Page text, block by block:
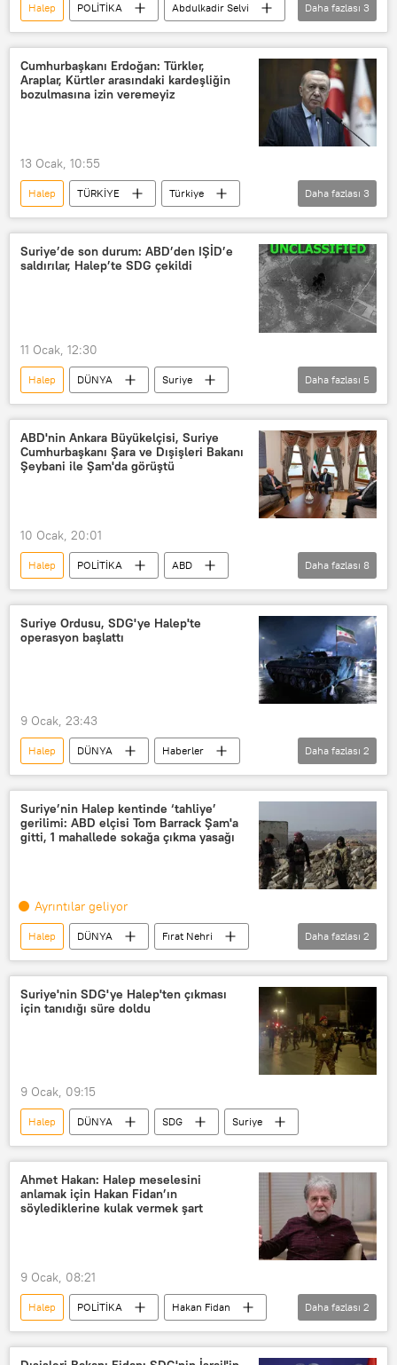
Halep POLİTİKA
Abdulkadir Selvi
SDG
Suriye Kandil
Daha fazlası 3
Cumhurbaşkanı Erdoğan: Türkler,
Araplar, Kürtler arasındaki kardeşliğin
bozulmasına izin veremeyiz
13 Ocak, 10:55
Halep TÜRKİYE
Türkiye
YPG
Suriye
Recep Tayyip Erdoğan
Daha fazlası 3
Suriye’de son durum: ABD’den IŞİD’e
saldırılar, Halep’te SDG çekildi
11 Ocak, 12:30
Halep DÜNYA
Suriye
ABD
IŞİD
SDG
ABD Merkez Kuvvetler Komutanlığı (CENTCOM)
ABD
Haberler
Daha fazlası 5
ABD'nin Ankara Büyükelçisi, Suriye
Cumhurbaşkanı Şara ve Dışişleri Bakanı
Şeybani ile Şam'da görüştü
10 Ocak, 20:01
Halep POLİTİKA
ABD
Esad Hasan Şeybani
Marco Rubio
Suriye
ABD
Suriye Demokratik Güçleri
Daha fazlası 8
Suriye Ordusu, SDG'ye Halep'te
operasyon başlattı
9 Ocak, 23:43
Halep DÜNYA
Haberler
Suriye Ordusu
SDG
Daha fazlası 2
Suriye’nin Halep kentinde ‘tahliye’
gerilimi: ABD elçisi Tom Barrack Şam'a
gitti, 1 mahallede sokağa çıkma yasağı
Ayrıntılar geliyor
Halep DÜNYA
Fırat Nehri
SDG
Anadolu Ajansı (AA)
Daha fazlası 2
Suriye'nin SDG'ye Halep'ten çıkması
için tanıdığı süre doldu
9 Ocak, 09:15
Halep DÜNYA SDG Suriye
Ahmet Hakan: Halep meselesini
anlamak için Hakan Fidan’ın
söylediklerine kulak vermek şart
9 Ocak, 08:21
Halep POLİTİKA
Hakan Fidan
Ahmet Hakan
SDG
Daha fazlası 2